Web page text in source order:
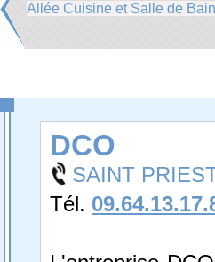
Allée Cuisine et Salle de
DCO
SAINT
Tél.